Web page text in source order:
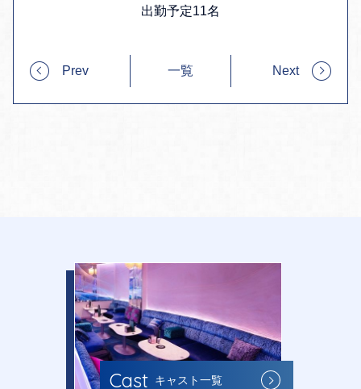
出勤予定11名
Prev 一覧 Next
Cast キャスト一覧